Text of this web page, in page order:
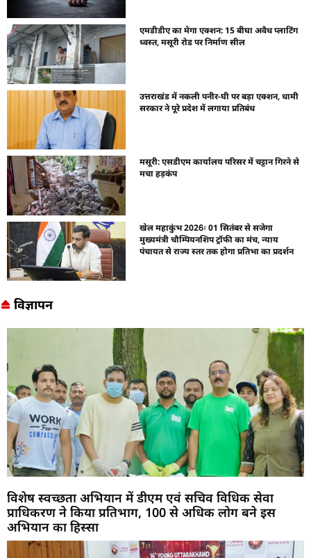
एमडीडीए का मेगा एक्शन: 15 बीघा अवैध प्लाटिंग
ध्वस्त, मसूरी रोड पर निर्माण सील
उत्तराखंड में नकली पनीर-घी पर बड़ा एक्शन, धामी
सरकार ने पूरे प्रदेश में लगाया प्रतिबंध
मसूरी: एसडीएम कार्यालय परिसर में चट्टान गिरने से
मचा हड़कंप
खेल महाकुंभ 2026ः 01 सितंबर से सजेगा
मुख्यमंत्री चौम्पियनशिप ट्रॉफी का मंच, न्याय
पंचायत से राज्य स्तर तक होगा प्रतिभा का प्रदर्शन
विज्ञापन
विशेष स्वच्छता अभियान में डीएम एवं सचिव विधिक सेवा
प्राधिकरण ने किया प्रतिभाग, 100 से अधिक लोग बने इस
अभियान का हिस्सा